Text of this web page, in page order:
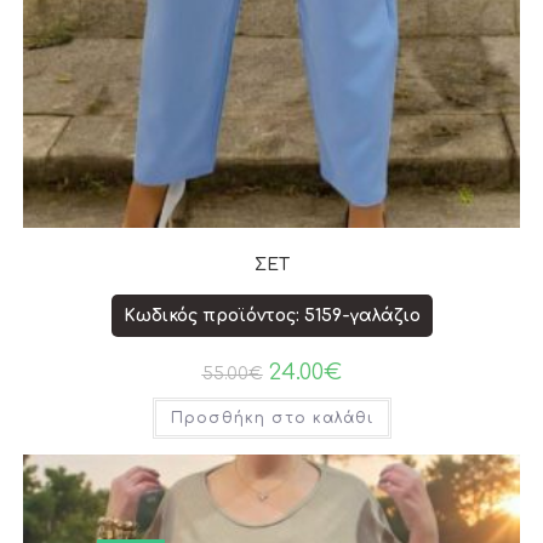
ΣΕΤ
Κωδικός προϊόντος: 5159-γαλάζιο
55.00€ 24.00€
Προσθήκη στο καλάθι